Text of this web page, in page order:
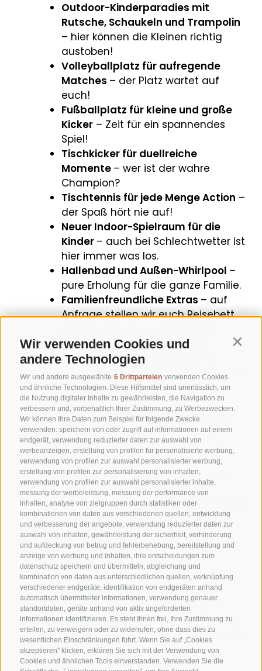
Wir verwenden Cookies und
andere Technologien
Wir und andere ausgewählte 6 Drittparteien verwenden Cookies
und ähnliche Technologien. Diese Hilfsmittel sind unerlässlich, um
die Nutzung digitaler Inhalte zu gewährleisten, die Navigation zu
verbessern und, vorbehaltlich Ihrer Zustimmung, zu Werbezwecken.
Wir können Ihre Daten zum Beispiel für folgende Zwecke
verwenden: speichern von oder zugriff auf informationen auf einem
endgerät, verwendung reduzierter daten zur auswahl von
werbeanzeigen, erstellung von profilen für personalisierte werbung,
verwendung von profilen zur auswahl personalisierter werbung,
erstellung von profilen zur personalisierung von inhalten,
verwendung von profilen zur auswahl personalisierter inhalte,
messung der werbeleistung, messung der performance von
inhalten, analyse von zielgruppen durch statistiken oder
kombinationen von daten aus verschiedenen quellen, entwicklung
und verbesserung der angebote, verwendung reduzierter daten zur
auswahl von inhalten, gewährleistung der sicherheit, verhinderung
und aufdeckung von betrug und fehlerbehebung, bereitstellung und
anzeige von werbung und inhalten, ihre entscheidungen zum
datenschutz speichern und übermitteln, abgleichung und
kombination von daten aus unterschiedlichen quellen, verknüpfung
verschiedener endgeräte, identifikation von endgeräten anhand
automatisch übermittelter informationen, verwendung genauer
standortdaten, geräte anhand von aktiv angeforderten
informationen identifizieren. Es steht Ihnen frei, Ihre Zustimmung zu
erteilen, zu verweigern oder zu widerrufen, ohne dass dies zu
wesentlichen Einschränkungen führt. Wenn Sie auf „Cookies
akzeptieren" klicken, erklären Sie sich mit der Verwendung von
Cookies und ähnlichen Tools einverstanden. Verwenden Sie die
Outdoor-Kinderparadies mit
Rutsche, Schaukeln und Trampolin
– hier können die Kleinen richtig
austoben!
Volleyballplatz für aufregende
Matches – der Platz wartet auf
euch!
Fußballplatz für kleine und große
Kicker – Zeit für ein spannendes
Spiel!
Tischkicker für duellreiche
Momente – wer ist der wahre
Champion?
Tischtennis für jede Menge Action –
der Spaß hört nie auf!
Neuer Indoor-Spielraum für die
Kinder – auch bei Schlechtwetter ist
hier immer was los.
Hallenbad und Außen-Whirlpool –
pure Erholung für die ganze Familie.
Familienfreundliche Extras – auf
Anfrage stellen wir euch Reisebett,
Montag ist Pastatag– unser
beliebter Nudelabend sorgt für
gesellige Stunden und kulinarischen
Genuss – nicht verpassen! (15,0 €
pro Person ab 14 Jahren)
Südtirol Guest Pass Vinschgau
gratis mit Bus und Bahn durch
Südtirol reisen – perfekt für
Ausflüge!
Wander- und Bikeparadies direkt
vor der Tür– zahlreiche
Themenwege, leichte Wanderungen
und tolle Radstrecken warten
darauf, entdeckt zu werden!
Gratis Bike-Verleih– Bikes für Kids
und Eltern stehen bereit!
Ein echtes Highlight– entdecke die
Welt des Vinschger Apfels mit
unserer Apfelbotschafterin & -
sommelière Maria (mittwochs oder
freitags, kostenlos!) – ein Genuss für
alle Sinne!